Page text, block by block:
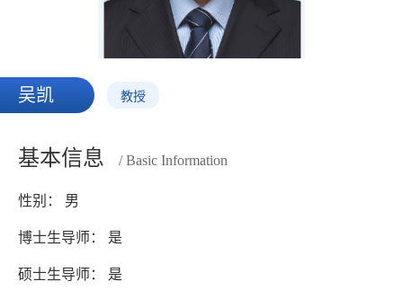
吴凯 教授
基本信息 / Basic Information
性别： 男
博士生导师： 是
硕士生导师： 是